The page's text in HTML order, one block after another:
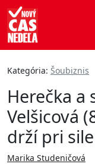
Kategória: Šoubiznis
Herečka a
Velšicová
drží pri sile
Marika Studeničová